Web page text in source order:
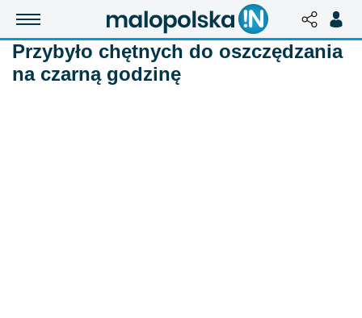
Przybyło chętnych do oszczędzania
na czarną godzinę